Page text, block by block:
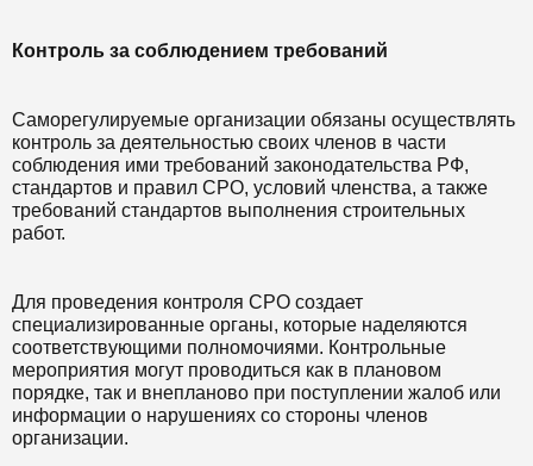
Контроль за соблюдением требований
Саморегулируемые организации обязаны осуществлять
контроль за деятельностью своих членов в части
соблюдения ими требований законодательства РФ,
стандартов и правил СРО, условий членства, а также
требований стандартов выполнения строительных
работ.
Для проведения контроля СРО создает
специализированные органы, которые наделяются
соответствующими полномочиями. Контрольные
мероприятия могут проводиться как в плановом
порядке, так и внепланово при поступлении жалоб или
информации о нарушениях со стороны членов
организации.